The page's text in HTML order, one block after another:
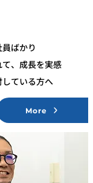
ばかり
て、成長を実感
している方へ
More